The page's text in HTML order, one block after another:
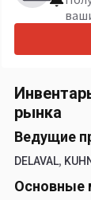
рынка
Ведущие
DELAVAL,
Основные